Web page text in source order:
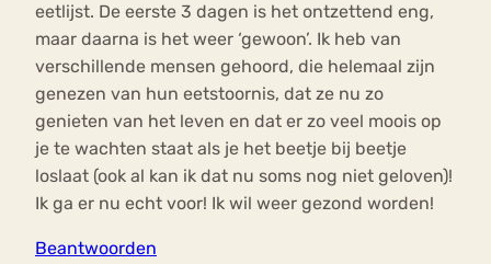
eetlijst. De eerste 3 dagen is het ontzettend eng,
maar daarna is het weer ‘gewoon’. Ik heb van
verschillende mensen gehoord, die helemaal zijn
genezen van hun eetstoornis, dat ze nu zo
genieten van het leven en dat er zo veel moois op
je te wachten staat als je het beetje bij beetje
loslaat (ook al kan ik dat nu soms nog niet geloven)!
Ik ga er nu echt voor! Ik wil weer gezond worden!
Beantwoorden